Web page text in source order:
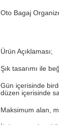
Oto Bagaj
Ürün Açıklaması;
Şık tasarımı ile
Gün içerisinde
düzen içerisinde
Maksimum alan,